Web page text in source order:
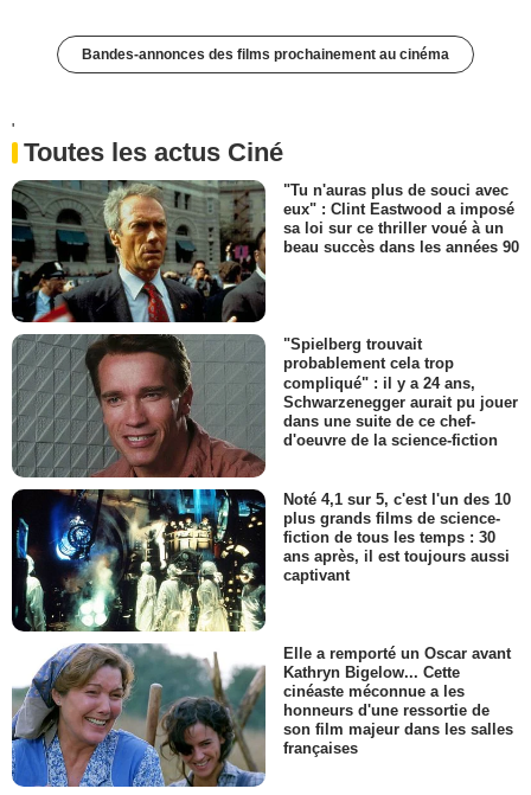
Bandes-annonces des films prochainement au cinéma
'
Toutes les actus Ciné
"Tu n'auras plus de souci avec
eux" : Clint Eastwood a imposé
sa loi sur ce thriller voué à un
beau succès dans les années 90
"Spielberg trouvait
probablement cela trop
compliqué" : il y a 24 ans,
Schwarzenegger aurait pu jouer
dans une suite de ce chef-
d'oeuvre de la science-fiction
Noté 4,1 sur 5, c'est l'un des 10
plus grands films de science-
fiction de tous les temps : 30
ans après, il est toujours aussi
captivant
Elle a remporté un Oscar avant
Kathryn Bigelow... Cette
cinéaste méconnue a les
honneurs d'une ressortie de
son film majeur dans les salles
françaises